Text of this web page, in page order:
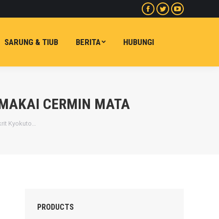
Facebook
dibuka
tetingkap
Twitter
tetingkap
Youtube
tetingkap
SARUNG & TIUB BERITA HUBUNGI
CERMIN MATA
Kyokuto…
PRODUCTS